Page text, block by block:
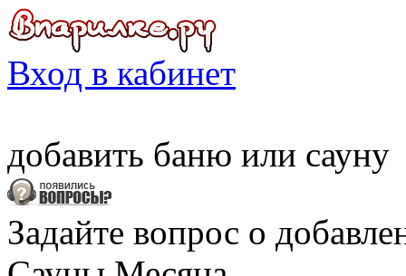
Вход в кабинет
добавить баню или сауну
Задайте вопрос о